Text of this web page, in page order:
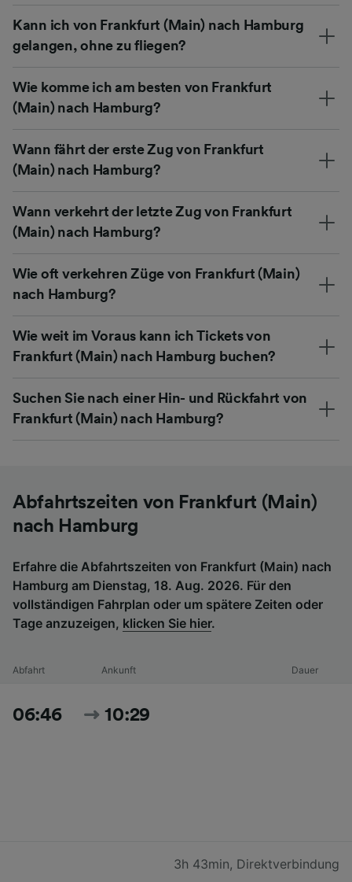
Kann ich von Frankfurt (Main) nach Hamburg
gelangen, ohne zu fliegen?
Wie komme ich am besten von Frankfurt
(Main) nach Hamburg?
Wann fährt der erste Zug von Frankfurt
(Main) nach Hamburg?
Wann verkehrt der letzte Zug von Frankfurt
(Main) nach Hamburg?
Wie oft verkehren Züge von Frankfurt (Main)
nach Hamburg?
Wie weit im Voraus kann ich Tickets von
Frankfurt (Main) nach Hamburg buchen?
Suchen Sie nach einer Hin- und Rückfahrt von
Frankfurt (Main) nach Hamburg?
Abfahrtszeiten von Frankfurt (Main)
nach Hamburg
Erfahre die Abfahrtszeiten von Frankfurt (Main) nach
Hamburg am Dienstag, 18. Aug. 2026. Für den
vollständigen Fahrplan oder um spätere Zeiten oder
Tage anzuzeigen, klicken Sie hier.
Abfahrt Ankunft Dauer
06:46 10:29
3h 43min, Direktverbindung